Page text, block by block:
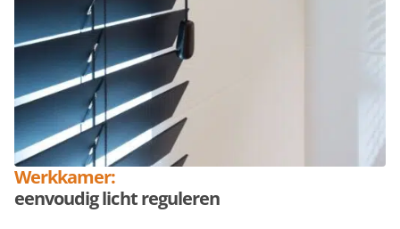
Werkkamer:
eenvoudig licht reguleren